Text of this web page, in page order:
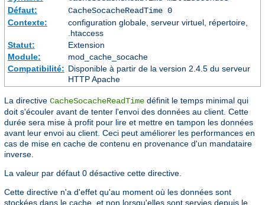
Défaut:
CacheSocacheReadTime 0
Contexte:
configuration globale, serveur virtuel, répertoire,
.htaccess
Statut:
Extension
Module:
mod_cache_socache
Compatibilité: Disponible à partir de la version 2.4.5 du serveur
HTTP Apache
La directive CacheSocacheReadTime définit le temps minimal qui
doit s'écouler avant de tenter l'envoi des données au client. Cette
durée sera mise à profit pour lire et mettre en tampon les données
avant leur envoi au client. Ceci peut améliorer les performances en
cas de mise en cache de contenu en provenance d'un mandataire
inverse.
La valeur par défaut 0 désactive cette directive.
Cette directive n'a d'effet qu'au moment où les données sont
stockées dans le cache, et non lorsqu'elles sont servies depuis le